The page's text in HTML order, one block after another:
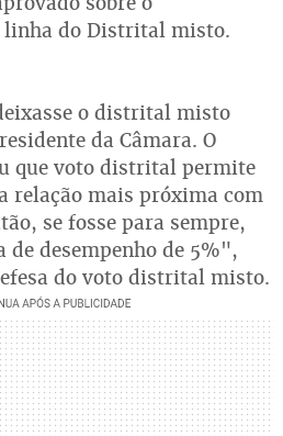
do Distrital misto.
o distrital misto
da Câmara. O
que voto distrital permite
relação mais próxima com
se fosse para sempre,
desempenho de 5%",
do voto distrital misto.